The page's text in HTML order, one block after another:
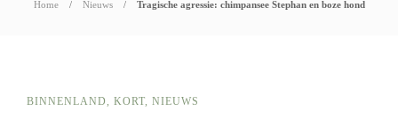
Home Nieuws Tragische agressie: chimpansee Stephan en boze hond
BINNENLAND, KORT, NIEUWS